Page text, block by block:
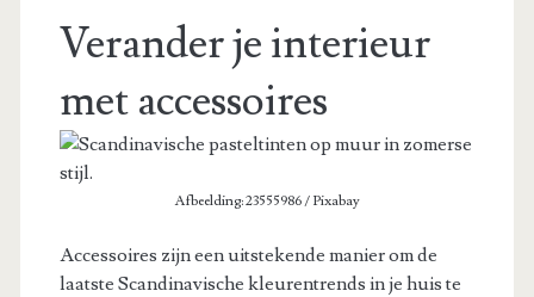
Verander je interieur
met accessoires
Afbeelding: 23555986 / Pixabay
Accessoires zijn een uitstekende manier om de
laatste Scandinavische kleurentrends in je huis te